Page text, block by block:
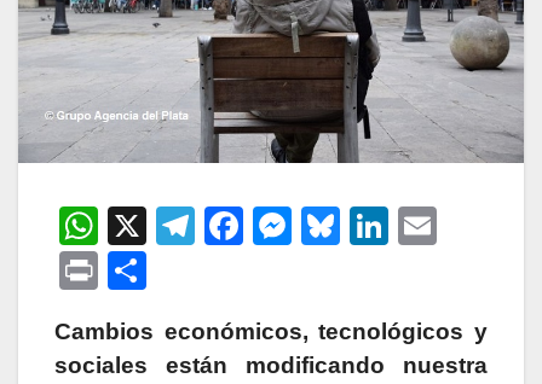
W
h
at
s
X
T
gr
F
e
M
s
Bl
s
Li
e
P
nt m
Cambios económicos, tecnológicos y
sociales están modificando nuestra